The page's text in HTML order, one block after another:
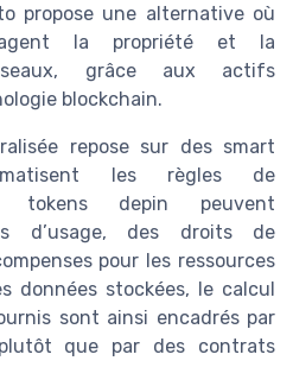
propose une alternative où
la propriété et la
grâce aux actifs
blockchain.
repose sur des smart
les règles de
tokens depin peuvent
d’usage, des droits de
pour les ressources
données stockées, le calcul
sont ainsi encadrés par
que par des contrats